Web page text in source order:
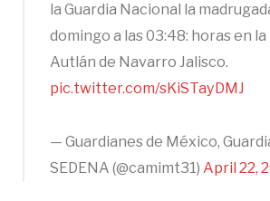
la Guardia Nacional la
domingo a las 03:48: horas en la
Autlán de Navarro Jalisco.
pic.twitter.com/sKiSTayDMJ
— Guardianes de México,
SEDENA (@camimt31) April 22,